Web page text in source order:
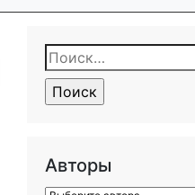
Найти:
Авторы